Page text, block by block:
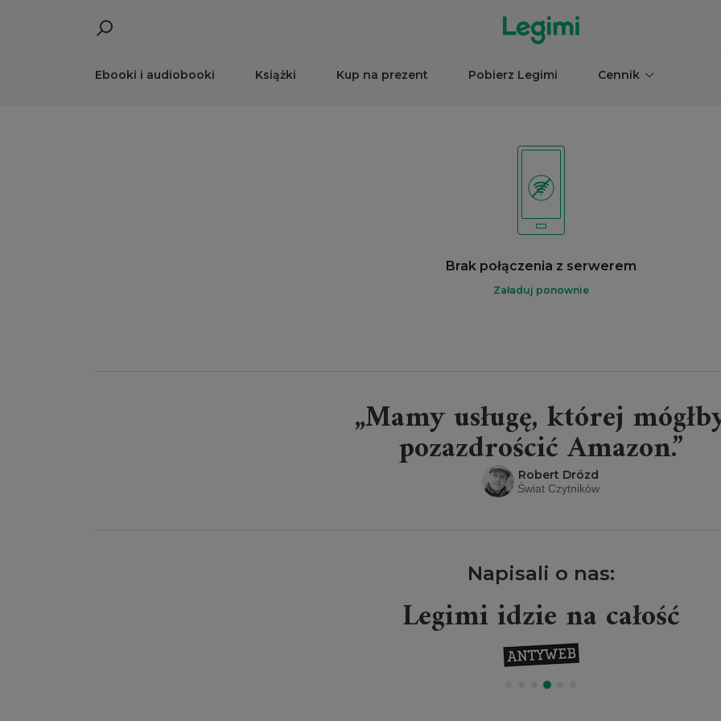
Ebooki i audiobooki Książki Kup na prezent Pobierz Legimi Cennik
Brak połączenia z serwerem
Załaduj ponownie
„Mamy usługę, której
pozazdrościć Amazon.”
Robert Drózd
Świat Czytników
Napisali o nas:
Legimi idzie na całość